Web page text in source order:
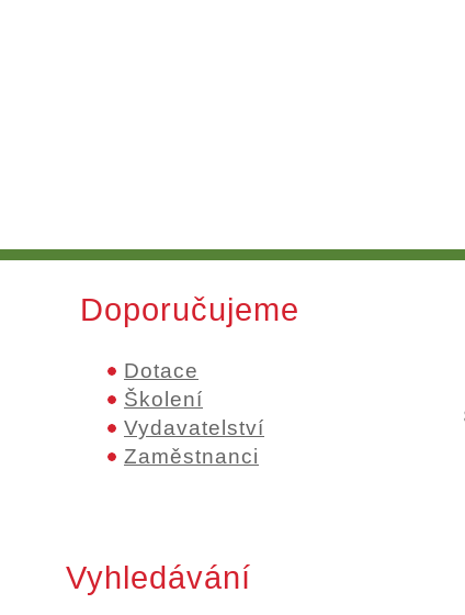
Doporučujeme
Dotace
Školení
Vydavatelství
Zaměstnanci
Vyhledávání